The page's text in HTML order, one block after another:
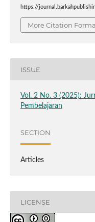
https://
More Citation
ISSUE
Vol. 2 No. 3 (2025):
Pembelajaran
SECTION
Articles
LICENSE